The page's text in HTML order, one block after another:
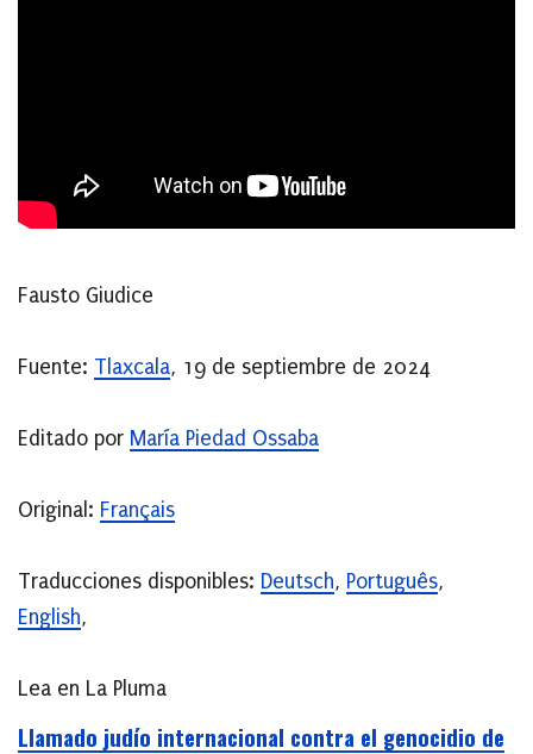
Fausto Giudice
Fuente: Tlaxcala, 19 de septiembre de 2024
Editado por María Piedad Ossaba
Original: Français
Traducciones disponibles: Deutsch, Português,
English,
Lea en La Pluma
Llamado judío internacional contra el genocidio de